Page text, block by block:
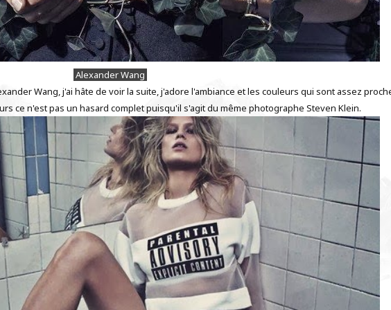
Alexander Wang
Wang, j'ai hâte de voir la suite, j'adore l'ambiance et les couleurs qui sont assez
ce n'est pas un hasard complet puisqu'il s'agit du même photographe Steven Klein.